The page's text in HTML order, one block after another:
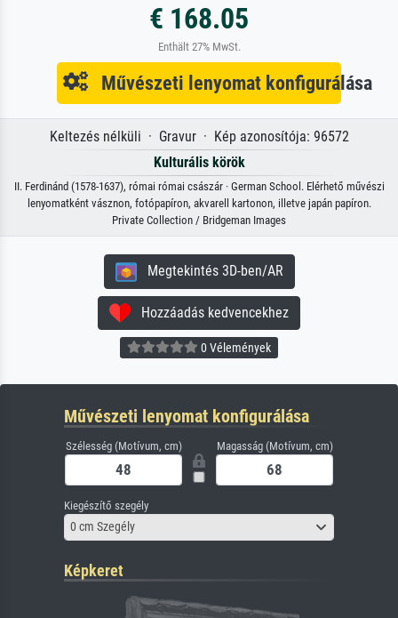
€ 168.05
Enthält 27% MwSt.
Művészeti lenyomat konfigurálása
Keltezés nélküli · Gravur · Kép azonosítója: 96572
Kulturális körök
II. Ferdinánd (1578-1637), római római császár · German School. Elérhető művészi
lenyomatként vásznon, fotópapíron, akvarell kartonon, illetve japán papíron.
Private Collection / Bridgeman Images
Megtekintés 3D-ben/AR
Hozzáadás kedvencekhez
0 Vélemények
Művészeti lenyomat konfigurálása
Szélesség (Motívum, cm) Magasság (Motívum, cm)
Kiegészítő szegély
0 cm Szegély
Képkeret